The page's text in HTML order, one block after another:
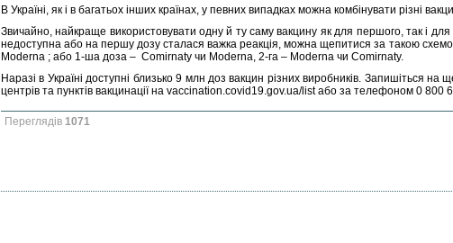
В Україні, як і в багатьох інших країнах, у певних випадках можна комбінувати різні
Звичайно, найкраще використовувати одну й ту саму вакцину як для першого, так і
недоступна або на першу дозу сталася важка реакція, можна щепитися за такою
Moderna ; або 1-ша доза – Comirnaty чи Moderna, 2-га – Moderna чи Comirnaty.
Наразі в Україні доступні близько 9 млн доз вакцин різних виробників. Запишіться на
центрів та пунктів вакцинації на vaccination.covid19.gov.ua/list або за телефоном 0 800
Переглядів 1071